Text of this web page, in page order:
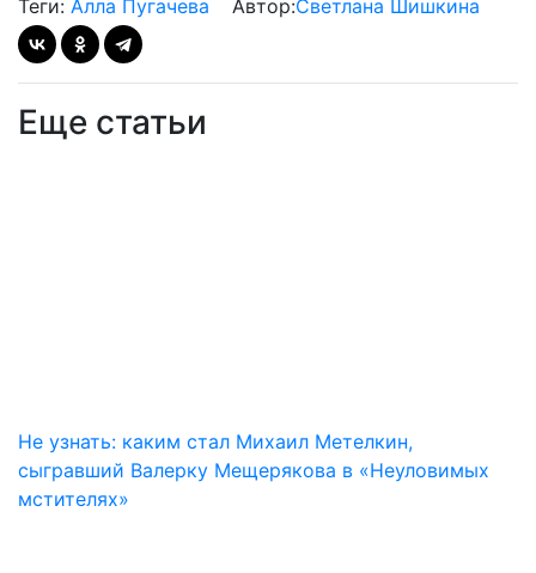
Теги: Алла Пугачева Автор:Светлана Шишкина
Еще статьи
Не узнать: каким стал Михаил Метелкин,
сыгравший Валерку Мещерякова в «Неуловимых
мстителях»